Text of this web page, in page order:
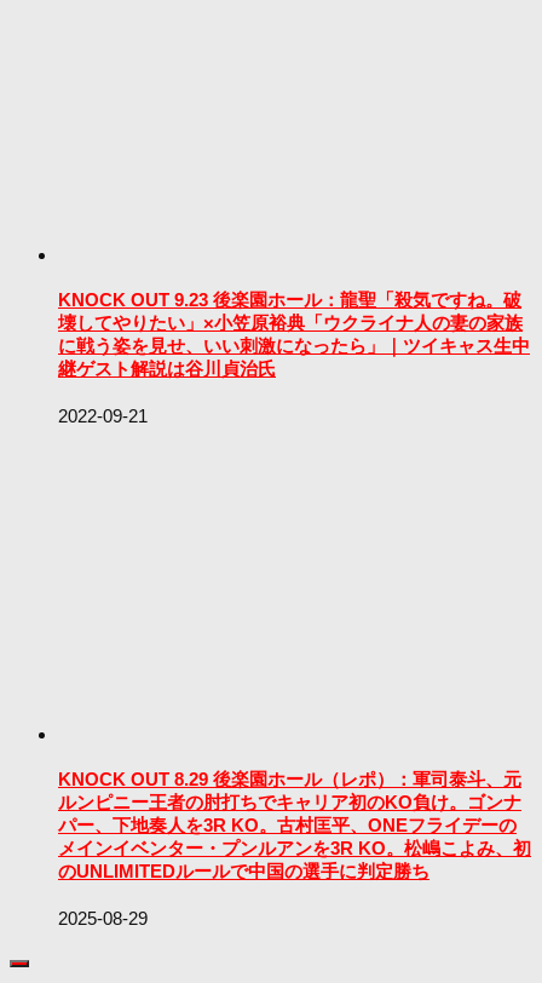
KNOCK OUT 9.23 後楽園ホール：龍聖「殺気ですね。破
壊してやりたい」×小笠原裕典「ウクライナ人の妻の家族
に戦う姿を見せ、いい刺激になったら」｜ツイキャス生中
継ゲスト解説は谷川貞治氏
2022-09-21
KNOCK OUT 8.29 後楽園ホール（レポ）：軍司泰斗、元
ルンピニー王者の肘打ちでキャリア初のKO負け。ゴンナ
パー、下地奏人を3R KO。古村匡平、ONEフライデーの
メインイベンター・プンルアンを3R KO。松嶋こよみ、初
のUNLIMITEDルールで中国の選手に判定勝ち
2025-08-29